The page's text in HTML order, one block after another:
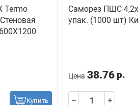
Termo
Купить
Саморез ПШС
упак. (1000 шт)
Цена 38.76 р.